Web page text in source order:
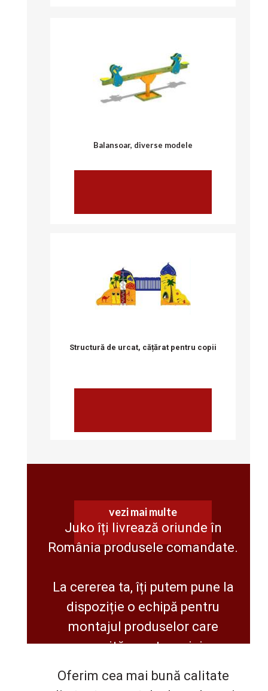
vezi mai multe
vezi mai multe
Balansoar, diverse modele
vezi mai multe
Structură de urcat, cățărat pentru copii
Juko îți livrează oriunde în
România produsele comandate.
La cererea ta, îți putem pune la
dispoziție o echipă pentru
montajul produselor care
necesită acest serviciu.
Oferim cea mai bună calitate